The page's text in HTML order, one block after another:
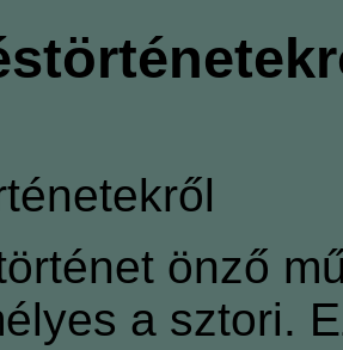
önző
a sztori.